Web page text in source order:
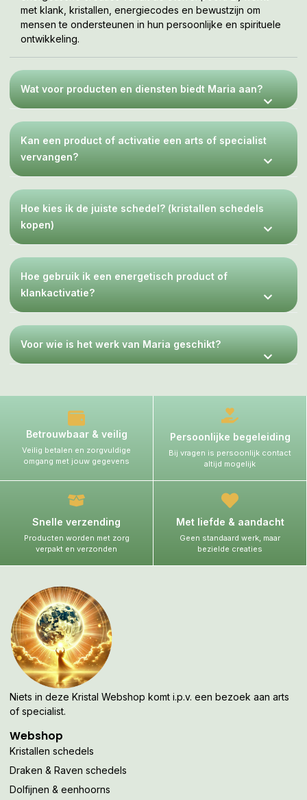
met klank, kristallen, energiecodes en bewustzijn om
mensen te ondersteunen in hun persoonlijke en spirituele
ontwikkeling.
Wat voor producten en diensten biedt Maria aan?
Kan een product of activatie een arts of specialist
vervangen?
Hoe kies ik de juiste schedel? (kristallen schedels
kopen)
Hoe gebruik ik een energetisch product of
klankactivatie?
Voor wie is het werk van Maria geschikt?
Betrouwbaar & veilig
Veilig betalen en zorgvuldige
omgang met jouw gegevens
Persoonlijke begeleiding
Bij vragen is persoonlijk contact
altijd mogelijk
Snelle verzending
Producten worden met zorg
verpakt en verzonden
Met liefde & aandacht
Geen standaard werk, maar
bezielde creaties
Niets in deze Kristal Webshop komt i.p.v. een bezoek aan arts
of specialist.
Webshop
Kristallen schedels
Draken & Raven schedels
Dolfijnen & eenhoorns